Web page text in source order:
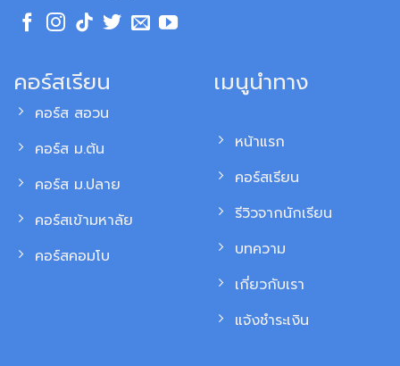
คอร์สเรียน
คอร์ส สอวน
คอร์ส ม.ต้น
คอร์ส ม.ปลาย
คอร์สเข้ามหาลัย
คอร์สคอมโบ
เมนูนำทาง
หน้าแรก
คอร์สเรียน
รีวิวจากนักเรียน
บทความ
เกี่ยวกับเรา
แจ้งชำระเงิน